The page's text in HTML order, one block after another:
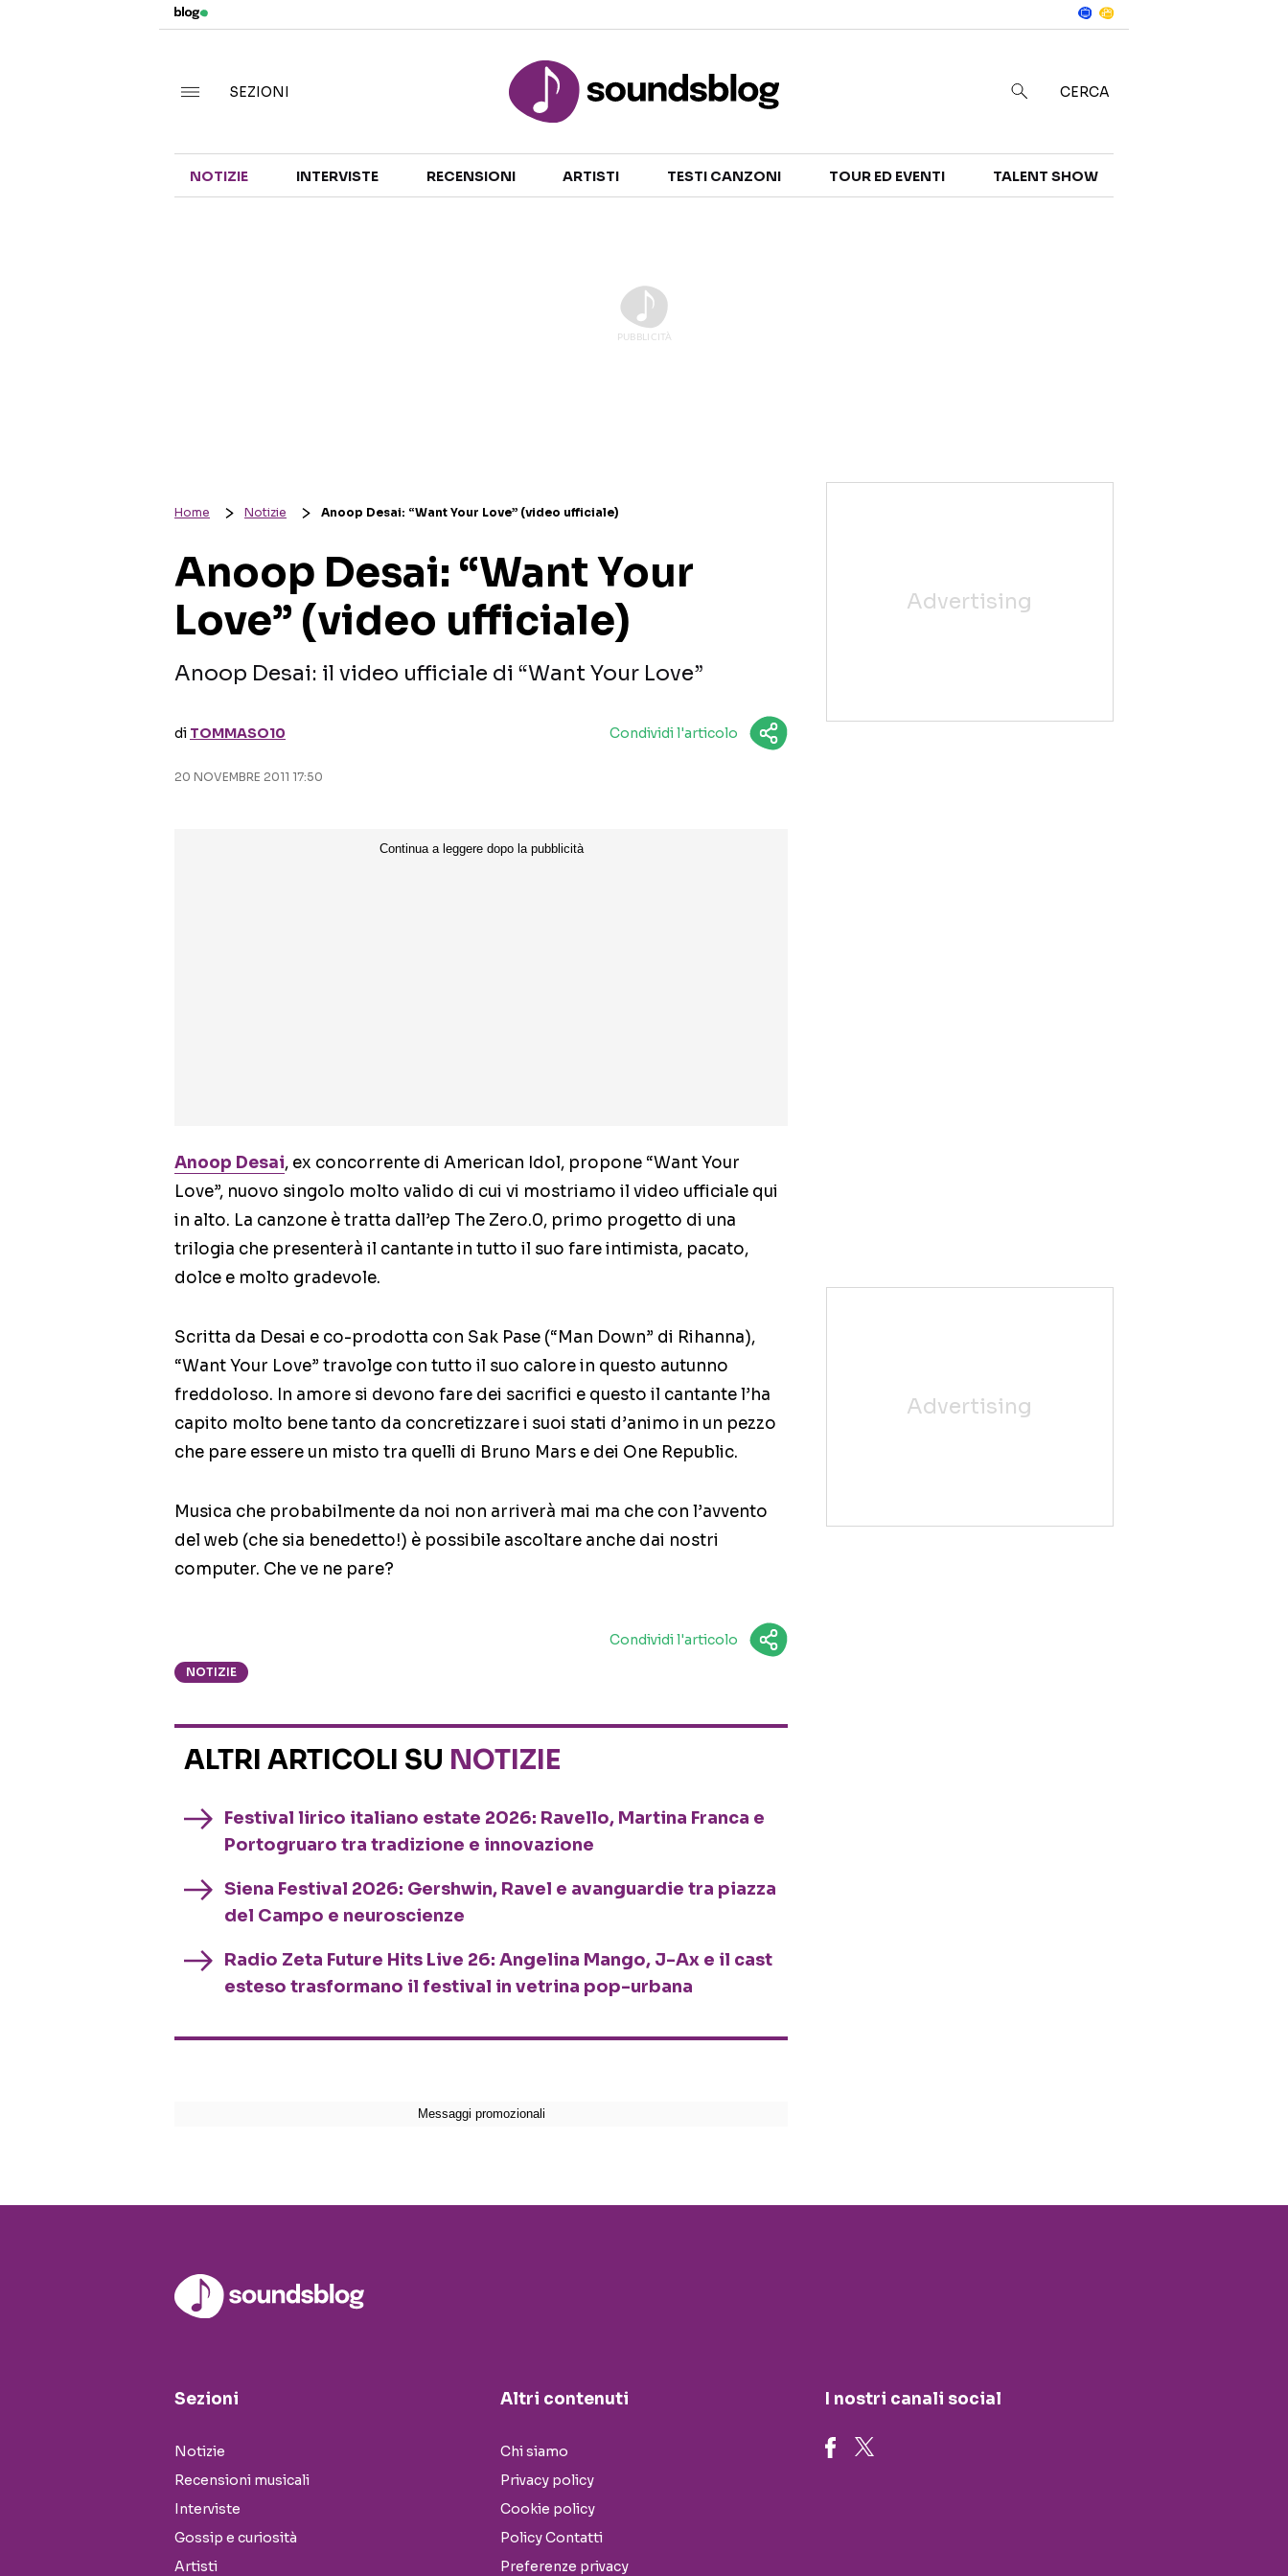
TALENT SHOW
SEZIONI CERCA
NOTIZIE INTERVISTE RECENSIONI ARTISTI TESTI CANZONI TOUR ED EVENTI TALENT SHOW
Home Notizie Anoop Desai: “Want Your Love” (video ufficiale)
Anoop Desai: “Want Your
Love” (video ufficiale)
Anoop Desai: il video ufficiale di “Want Your Love”
di TOMMASO10 Condividi l'articolo
20 NOVEMBRE 2011 17:50
Anoop Desai, ex concorrente di American Idol, propone “Want Your
Love”, nuovo singolo molto valido di cui vi mostriamo il video ufficiale qui
in alto. La canzone è tratta dall’ep The Zero.0, primo progetto di una
trilogia che presenterà il cantante in tutto il suo fare intimista, pacato,
dolce e molto gradevole.
Scritta da Desai e co-prodotta con Sak Pase (“Man Down” di Rihanna),
“Want Your Love” travolge con tutto il suo calore in questo autunno
freddoloso. In amore si devono fare dei sacrifici e questo il cantante l’ha
capito molto bene tanto da concretizzare i suoi stati d’animo in un pezzo
che pare essere un misto tra quelli di Bruno Mars e dei One Republic.
Musica che probabilmente da noi non arriverà mai ma che con l’avvento
del web (che sia benedetto!) è possibile ascoltare anche dai nostri
computer. Che ve ne pare?
Condividi l'articolo
NOTIZIE
ALTRI ARTICOLI SU NOTIZIE
Festival lirico italiano estate 2026: Ravello, Martina Franca e
Portogruaro tra tradizione e innovazione
Siena Festival 2026: Gershwin, Ravel e avanguardie tra piazza
del Campo e neuroscienze
Radio Zeta Future Hits Live 26: Angelina Mango, J-Ax e il cast
esteso trasformano il festival in vetrina pop-urbana
Sezioni
Notizie
Recensioni musicali
Interviste
Gossip e curiosità
Artisti
Altri contenuti
Chi siamo
Privacy policy
Cookie policy
Policy Contatti
Preferenze privacy
I nostri canali social